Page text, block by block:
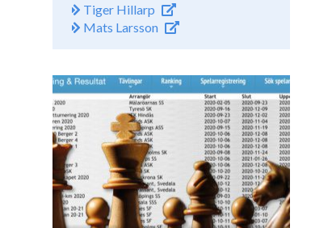
Tiger Hillarp
Mats Larsson